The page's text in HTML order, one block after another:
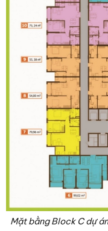
Mặt bằng Block C dự